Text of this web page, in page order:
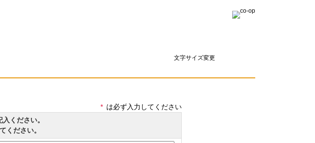
文字サイズ変更
* は必ず入力してください
ください。
ください。